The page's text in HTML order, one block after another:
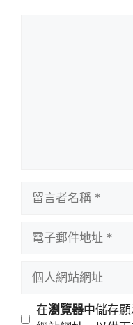
址
站
在瀏覽器中儲存